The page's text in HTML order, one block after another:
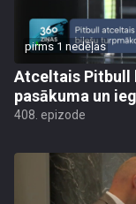
pirms 1 nedēļas
Atceltais Pitbull
pasākuma un
408. epizode